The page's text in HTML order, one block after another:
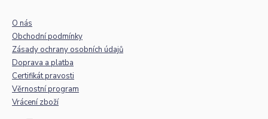
O nás
Obchodní podmínky
Zásady ochrany osobních údajů
Doprava a platba
Certifikát pravosti
Věrnostní program
Vrácení zboží